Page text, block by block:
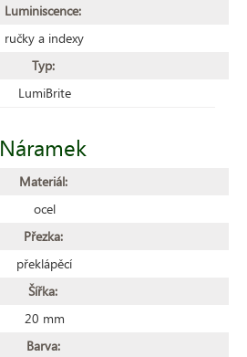
Luminiscence:
ručky a indexy
Typ:
LumiBrite
Náramek
Materiál:
ocel
Přezka:
překlápěcí
Šířka:
20 mm
Barva: